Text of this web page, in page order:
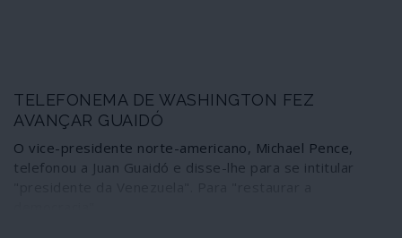
TELEFONEMA DE WASHINGTON FEZ
AVANÇAR GUAIDÓ
O vice-presidente norte-americano, Michael Pence,
telefonou a Juan Guaidó e disse-lhe para se intitular